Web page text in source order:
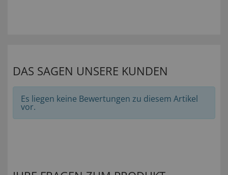
DAS SAGEN UNSERE KUNDEN
Es liegen keine Bewertungen zu diesem Artikel
vor.